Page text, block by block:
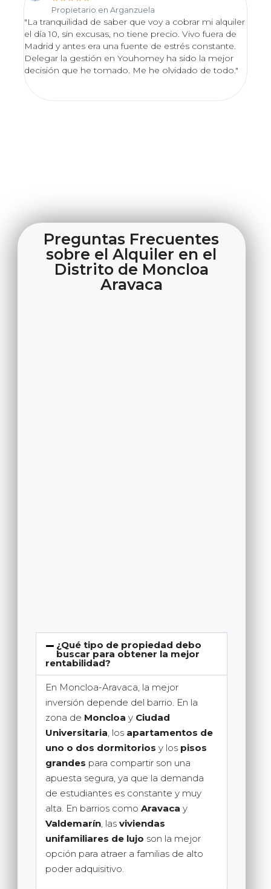
Propietario en Arganzuela
"La tranquilidad de saber que voy a cobrar mi alquiler
el día 10, sin excusas, no tiene precio. Vivo fuera de
Madrid y antes era una fuente de estrés constante.
Delegar la gestión en Youhomey ha sido la mejor
decisión que he tomado. Me he olvidado de todo."
Preguntas Frecuentes
sobre el Alquiler en el
Distrito de Moncloa
Aravaca
¿Qué tipo de propiedad debo
buscar para obtener la mejor
rentabilidad?
En Moncloa-Aravaca, la mejor
inversión depende del barrio. En la
zona de Moncloa y Ciudad
Universitaria, los apartamentos de
uno o dos dormitorios y los pisos
grandes para compartir son una
apuesta segura, ya que la demanda
de estudiantes es constante y muy
alta. En barrios como Aravaca y
Valdemarín, las viviendas
unifamiliares de lujo son la mejor
opción para atraer a familias de alto
poder adquisitivo.